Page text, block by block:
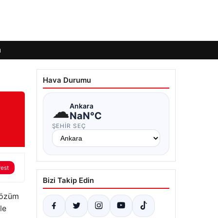
Hava Durumu
☁Ankara
NaN°C
ŞEHIR SEÇ
Bizi Takip Edin